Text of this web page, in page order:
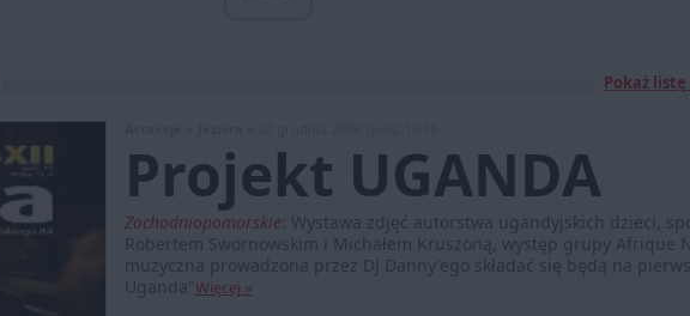
Pokaż
Projekt UGANDA
Zachodniopomorskie Wystawa zdjęć autorstwa ugandyjskich dzieci,
Robertem Swornowskim i Michałem Kruszoną, występ grupy Afrique
muzyczna prowadzona przez DJ Danny'ego składać się będą na
Uganda" Więcej »